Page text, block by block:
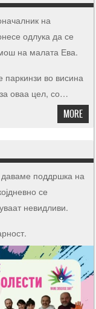
на
одлука да се
на малата Ева.
паркинзи во висина
оваа цел, со…
MORE
даваме поддршка на
се
невидливи.